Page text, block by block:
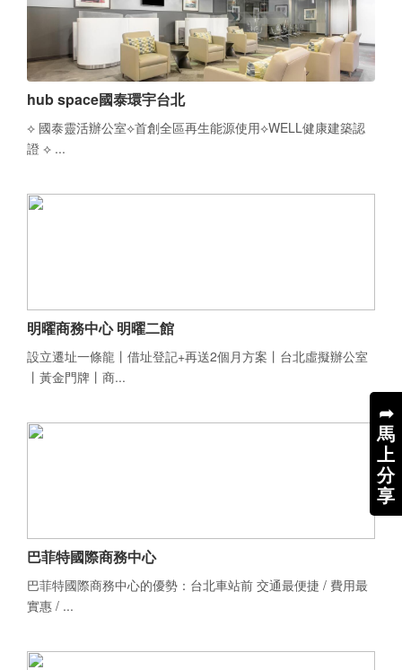
➦
馬
上
分
享
hub space國泰環宇台北
⟡ 國泰靈活辦公室⟡首創全區再生能源使用⟡WELL健康建築認
證 ⟡ ...
明曜商務中心 明曜二館
設立遷址一條龍丨借址登記+再送2個月方案丨台北虛擬辦公室
丨黃金門牌丨商...
巴菲特國際商務中心
巴菲特國際商務中心的優勢：台北車站前 交通最便捷 / 費用最
實惠 / ...